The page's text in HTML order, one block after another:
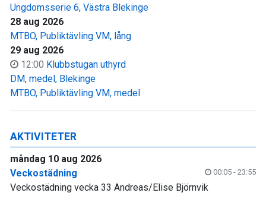
Ungdomsserie 6, Västra Blekinge
28 aug 2026
MTBO, Publiktävling VM, lång
29 aug 2026
12:00 Klubbstugan uthyrd
DM, medel, Blekinge
MTBO, Publiktävling VM, medel
AKTIVITETER
måndag 10 aug 2026
Veckostädning
00:05 - 23:55
Veckostädning vecka 33 Andreas/Elise Björnvik